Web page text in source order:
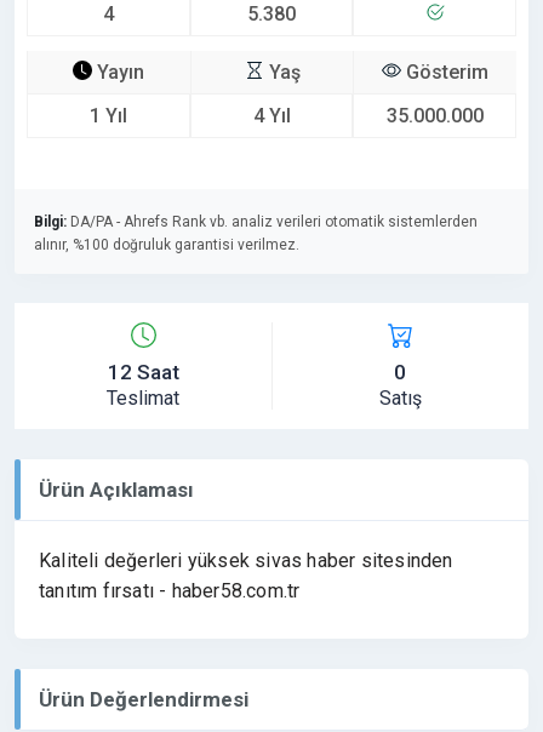
4
5.380
Yayın
1 Yıl
Yaş
4 Yıl
Gösterim
35.000.000
Bilgi: DA/PA - Ahrefs Rank vb. analiz verileri otomatik sistemlerden
alınır, %100 doğruluk garantisi verilmez.
12 Saat
Teslimat
0
Satış
Ürün Açıklaması
Kaliteli değerleri yüksek sivas haber sitesinden
tanıtım fırsatı - haber58.com.tr
Ürün Değerlendirmesi